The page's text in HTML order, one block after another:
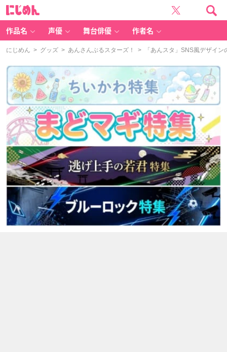
作品名 声優 舞台俳優 作者名
にじめん > グッズ > あんさんぶるスターズ！ > 「あんスタ」SNS風デザイン